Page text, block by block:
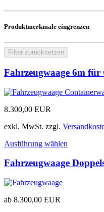
Produktmerkmale eingrenzen
Filter zurücksetzen
Fahrzeugwaage 6m
8.300,00 EUR
exkl. MwSt. zzgl.
Ausführung wählen
Fahrzeugwaage
ab 8.300,00 EUR